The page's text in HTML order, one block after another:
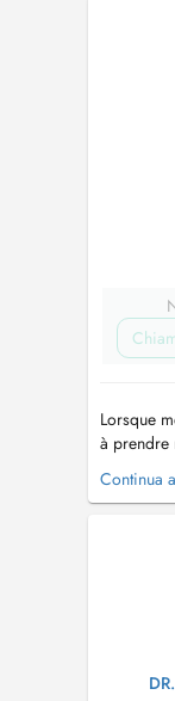
rendez-
Lorsque
à prendre
Hocine
Continua